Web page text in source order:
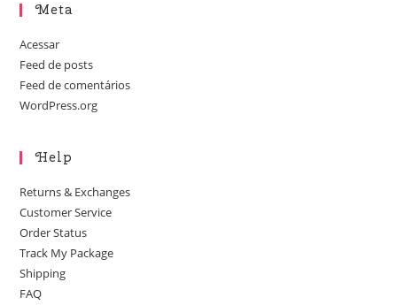
Meta
Acessar
Feed de posts
Feed de comentários
WordPress.org
Help
Returns & Exchanges
Customer Service
Order Status
Track My Package
Shipping
FAQ